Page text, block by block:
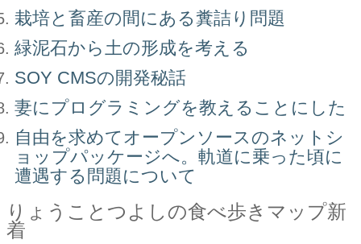
栽培と畜産の間にある糞詰り問題
緑泥石から土の形成を考える
SOY CMSの開発秘話
妻にプログラミングを教えることにした
自由を求めてオープンソースのネットシ
ョップパッケージへ。軌道に乗った頃に
遭遇する問題について
りょうことつよしの食べ歩きマップ新
着